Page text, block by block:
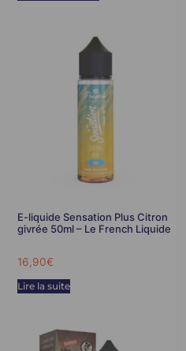
E-liquide Sensation Plus Citron
givrée 50ml – Le French Liquide
16,90€
Lire la suite